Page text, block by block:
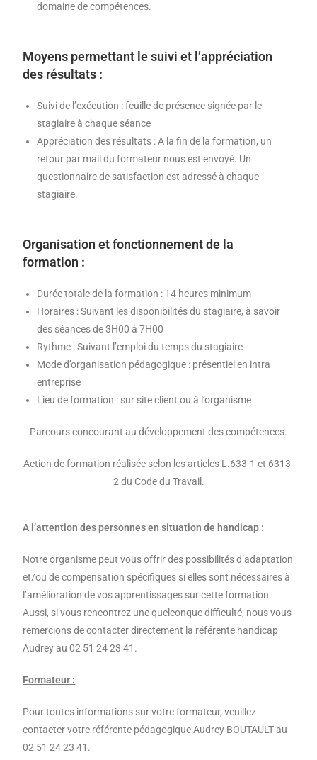
domaine de compétences.
Moyens permettant le suivi et l’appréciation
des résultats :
Suivi de l’exécution : feuille de présence signée par le
stagiaire à chaque séance
Appréciation des résultats : A la fin de la formation, un
retour par mail du formateur nous est envoyé. Un
questionnaire de satisfaction est adressé à chaque
stagiaire.
Organisation et fonctionnement de la
formation :
Durée totale de la formation : 14 heures minimum
Horaires : Suivant les disponibilités du stagiaire, à savoir
des séances de 3H00 à 7H00
Rythme : Suivant l’emploi du temps du stagiaire
Mode d’organisation pédagogique : présentiel en intra
entreprise
Lieu de formation : sur site client ou à l’organisme
Parcours concourant au développement des compétences.
Action de formation réalisée selon les articles L.633-1 et 6313-
2 du Code du Travail.
A l’attention des personnes en situation de handicap :
Notre organisme peut vous offrir des possibilités d’adaptation
et/ou de compensation spécifiques si elles sont nécessaires à
l’amélioration de vos apprentissages sur cette formation.
Aussi, si vous rencontrez une quelconque difficulté, nous vous
remercions de contacter directement la référente handicap
Audrey au 02 51 24 23 41.
Formateur :
Pour toutes informations sur votre formateur, veuillez
contacter votre référente pédagogique Audrey BOUTAULT au
02 51 24 23 41.